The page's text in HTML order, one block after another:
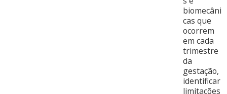
biomecâni
cas que
ocorrem
em cada
trimestre
da
gestação,
identificar
limitações